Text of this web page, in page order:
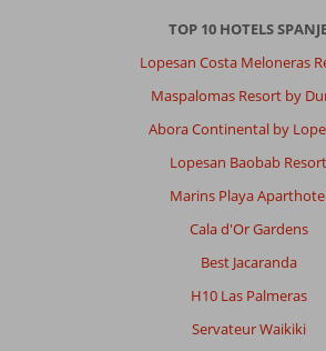
TOP 10 HOTELS
Lopesan Costa Meloneras
Maspalomas Resort by
Abora Continental by
Lopesan Baobab Resort
Marins Playa
Cala d'Or Gardens
Best Jacaranda
H10 Las Palmeras
Servateur Waikiki